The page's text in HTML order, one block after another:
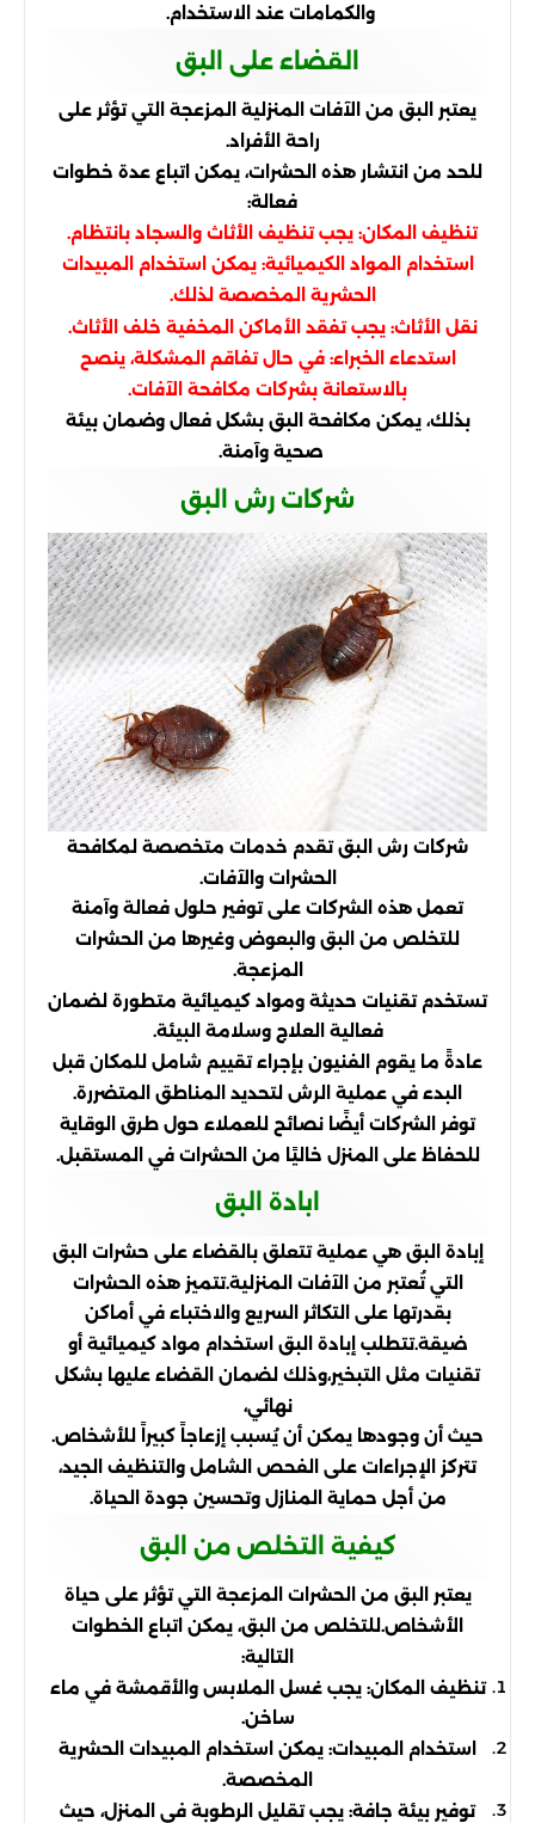
والكمامات عند الاستخدام.
القضاء على البق
يعتبر البق من الآفات المنزلية المزعجة التي تؤثر على
راحة الأفراد.
للحد من انتشار هذه الحشرات، يمكن اتباع عدة خطوات
فعالة:
تنظيف المكان: يجب تنظيف الأثاث والسجاد بانتظام.
استخدام المواد الكيميائية: يمكن استخدام المبيدات
الحشرية المخصصة لذلك.
نقل الأثاث: يجب تفقد الأماكن المخفية خلف الأثاث.
استدعاء الخبراء: في حال تفاقم المشكلة، ينصح
بالاستعانة بشركات مكافحة الآفات.
بذلك، يمكن مكافحة البق بشكل فعال وضمان بيئة
صحية وآمنة.
شركات رش البق
شركات رش البق تقدم خدمات متخصصة لمكافحة
الحشرات والآفات.
تعمل هذه الشركات على توفير حلول فعالة وآمنة
للتخلص من البق والبعوض وغيرها من الحشرات
المزعجة.
تستخدم تقنيات حديثة ومواد كيميائية متطورة لضمان
فعالية العلاج وسلامة البيئة.
عادةً ما يقوم الفنيون بإجراء تقييم شامل للمكان قبل
البدء في عملية الرش لتحديد المناطق المتضررة.
توفر الشركات أيضًا نصائح للعملاء حول طرق الوقاية
للحفاظ على المنزل خاليًا من الحشرات في المستقبل.
ابادة البق
إبادة البق هي عملية تتعلق بالقضاء على حشرات البق
التي تُعتبر من الآفات المنزلية.تتميز هذه الحشرات
بقدرتها على التكاثر السريع والاختباء في أماكن
ضيقة.تتطلب إبادة البق استخدام مواد كيميائية أو
تقنيات مثل التبخير،وذلك لضمان القضاء عليها بشكل
نهائي،
حيث أن وجودها يمكن أن يُسبب إزعاجاً كبيراً للأشخاص.
تتركز الإجراءات على الفحص الشامل والتنظيف الجيد،
من أجل حماية المنازل وتحسين جودة الحياة.
كيفية التخلص من البق
يعتبر البق من الحشرات المزعجة التي تؤثر على حياة
الأشخاص.للتخلص من البق، يمكن اتباع الخطوات
التالية:
تنظيف المكان: يجب غسل الملابس والأقمشة في ماء
ساخن.
استخدام المبيدات: يمكن استخدام المبيدات الحشرية
المخصصة.
توفير بيئة جافة: يجب تقليل الرطوبة في المنزل، حيث